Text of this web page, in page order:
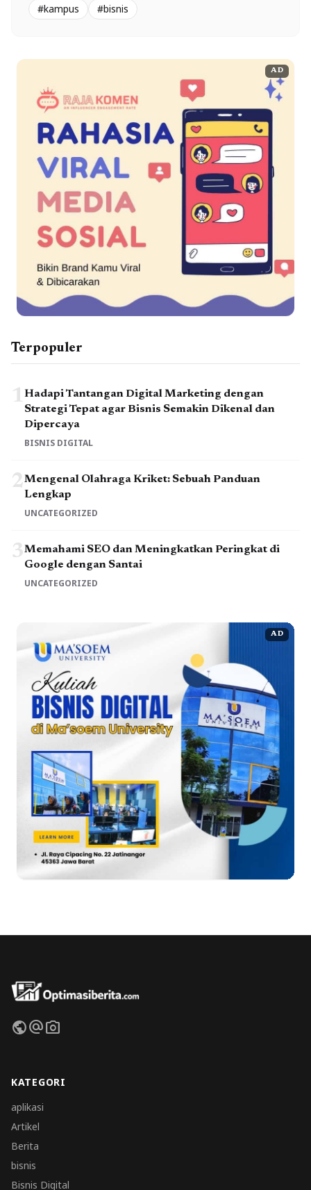
#kampus
#bisnis
AD
Terpopuler
1Hadapi Tantangan Digital Marketing dengan
Strategi Tepat agar Bisnis Semakin Dikenal dan
Dipercaya
BISNIS DIGITAL
2Mengenal Olahraga Kriket: Sebuah Panduan
Lengkap
UNCATEGORIZED
3Memahami SEO dan Meningkatkan Peringkat di
Google dengan Santai
UNCATEGORIZED
AD
publicalternate_emailphoto_camera
KATEGORI
aplikasi
Artikel
Berita
bisnis
Bisnis Digital